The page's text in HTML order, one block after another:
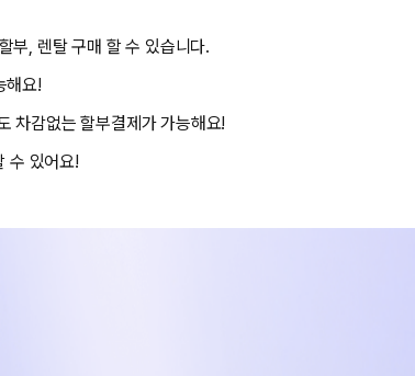
할부, 렌탈 구매 할 수 있습니다.
해요!
차감없는 할부결제가 가능해요!
수 있어요!